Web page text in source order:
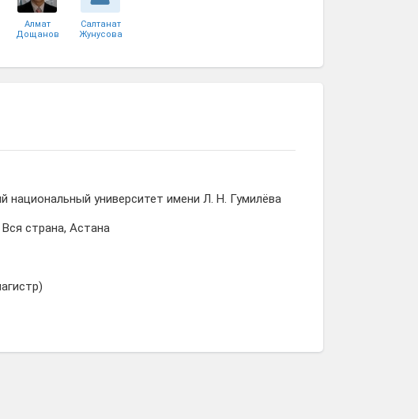
Алмат
Дощанов
Салтанат
Жунусова
национальный университет имени Л. Н. Гумилёва
страна, Астана